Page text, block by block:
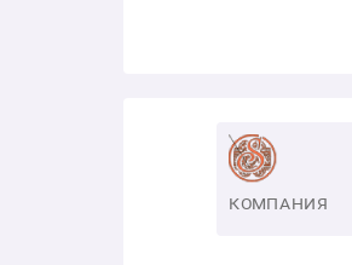
КОМПАНИЯ